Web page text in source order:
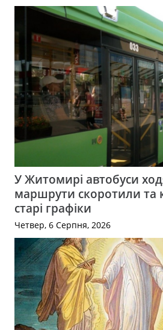
У Житомирі автобуси
маршрути скоротили та
старі графіки
Четвер, 6 Серпня, 2026